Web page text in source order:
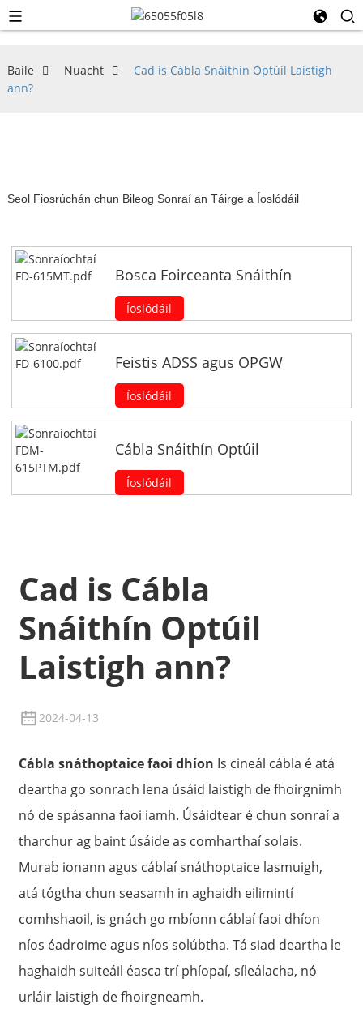
Baile Nuacht
Cad is Cábla Snáithín Optúil Laistigh
ann?
Seol Fiosrúchán chun Bileog Sonraí an Táirge a Íoslódáil
Bosca Foirceanta Snáithín
Íoslódáil
Feistis ADSS agus OPGW
Íoslódáil
Cábla Snáithín Optúil
Íoslódáil
Cad is Cábla
Snáithín Optúil
Laistigh ann?
2024-04-13
Cábla snáthoptaice faoi dhíon Is cineál cábla é atá
deartha go sonrach lena úsáid laistigh de fhoirgnimh
nó de spásanna faoi iamh. Úsáidtear é chun sonraí a
tharchur ag baint úsáide as comharthaí solais.
Murab ionann agus cáblaí snáthoptaice lasmuigh,
atá tógtha chun seasamh in aghaidh eilimintí
comhshaoil, is gnách go mbíonn cáblaí faoi dhíon
níos éadroime agus níos solúbtha. Tá siad deartha le
haghaidh suiteáil éasca trí phíopaí, síleálacha, nó
urláir laistigh de fhoirgneamh.